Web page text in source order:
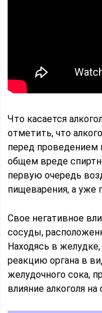
Что касается
отметить, что
перед проведением
общем вреде
первую очередь
пищеварения, а уже
Свое негативное
сосуды,
Находясь в
реакцию органа в
желудочного сока,
влияние алкоголя